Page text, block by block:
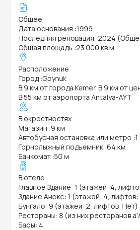
Общее
Дата основания :1999
Последняя реновация :2024
Общая площадь :23 000 кв.м.
Расположение
Город :Goynuk
В 9 км от города Kemer. В 9 км от
В 55 км от аэропорта Antalya-AYT
В окрестностях
Магазин :9 км
Автобусная остановка или метро :
Горнолыжный подъемник :64 км
Банкомат :50 м
В отеле
Главное Здание: 1 (этажей: 4,
Здание Анекс: 1 (этажей: 4, лифтов:
Бунгало: 9 (этажей: 2, лифтов: Нет)
Рестораны: 8 (из них ресторанов
Бары: 4